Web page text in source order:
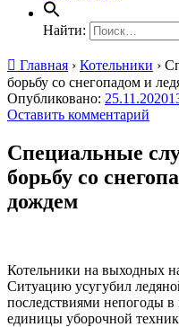
Найти:
Главная › Котельники ›
борьбу со снегопадом и
Опубликовано: 25.11.2020
Оставить комментарий
Специальные
борьбу со
дождем
Котельники на выходных
Ситуацию усугубил
последствиями непогоды в
единицы уборочной